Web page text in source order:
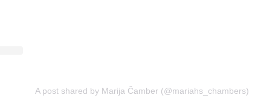
A post shared by Marija Čamber (@mariahs_chambers)